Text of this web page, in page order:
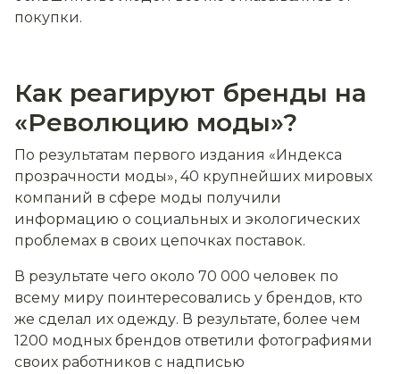
покупки.
Как реагируют бренды на
«Революцию моды»?
По результатам первого издания «Индекса
прозрачности моды», 40 крупнейших мировых
компаний в сфере моды получили
информацию о социальных и экологических
проблемах в своих цепочках поставок.
В результате чего около 70 000 человек по
всему миру поинтересовались у брендов, кто
же сделал их одежду. В результате, более чем
1200 модных брендов ответили фотографиями
своих работников с надписью